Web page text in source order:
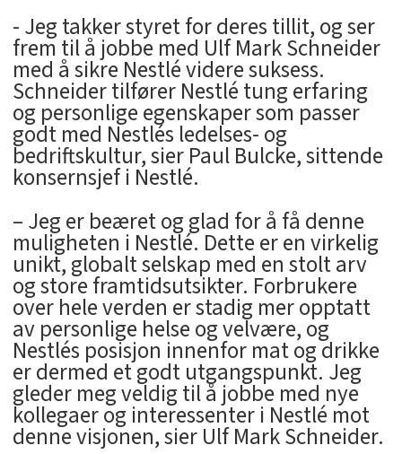
- Jeg takker styret for deres tillit, og ser
frem til å jobbe med Ulf Mark Schneider
med å sikre Nestlé videre suksess.
Schneider tilfører Nestlé tung erfaring
og personlige egenskaper som passer
godt med Nestlés ledelses- og
bedriftskultur, sier Paul Bulcke, sittende
konsernsjef i Nestlé.
– Jeg er beæret og glad for å få denne
muligheten i Nestlé. Dette er en virkelig
unikt, globalt selskap med en stolt arv
og store framtidsutsikter. Forbrukere
over hele verden er stadig mer opptatt
av personlige helse og velvære, og
Nestlés posisjon innenfor mat og drikke
er dermed et godt utgangspunkt. Jeg
gleder meg veldig til å jobbe med nye
kollegaer og interessenter i Nestlé mot
denne visjonen, sier Ulf Mark Schneider.